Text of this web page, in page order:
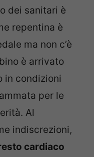
dei sanitari è
repentina è
ma non c’è
è arrivato
in condizioni
per le
Al
indiscrezioni,
cardiaco